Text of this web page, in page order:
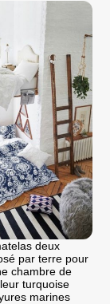
deux
par terre pour
chambre de
turquoise
marines